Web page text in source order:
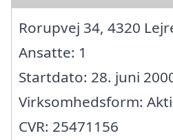
Rorupvej 34, 4320
Ansatte: 1
Startdato: 28. juni
Virksomhedsform:
CVR: 25471156